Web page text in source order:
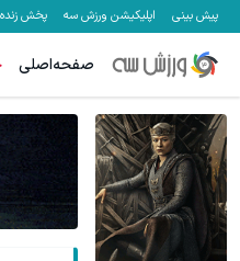
پیش بینی اپلیکیشن ورزش سه پخش زنده
صفحه‌اصلی
جای بخیه داری؟؟ فقط در 3 هفته ترمیمش